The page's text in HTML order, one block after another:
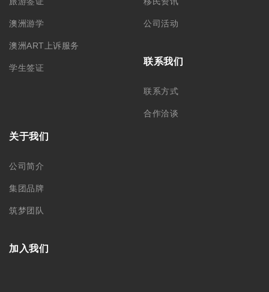
澳洲游学
澳洲ART上诉服务
学生签证
公司活动
联系我们
联系方式
合作洽谈
关于我们
公司简介
集团品牌
筑梦团队
加入我们